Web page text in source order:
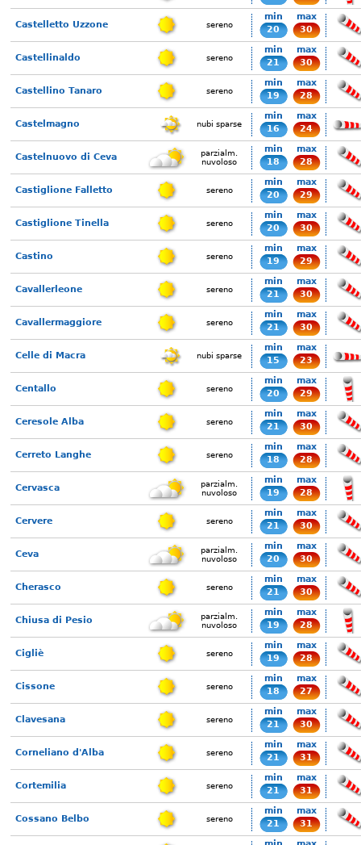
Castelletto Uzzone sereno
min
20
max
30
Castellinaldo sereno
min
21
max
30
Castellino Tanaro sereno
min
19
max
28
Castelmagno nubi sparse
min
16
max
24
Castelnuovo di Ceva
parzialm.
nuvoloso
min
18
max
28
Castiglione Falletto sereno
min
20
max
29
Castiglione Tinella sereno
min
20
max
30
Castino sereno
min
19
max
29
Cavallerleone sereno
min
21
max
30
Cavallermaggiore sereno
min
21
max
30
Celle di Macra nubi sparse
min
15
max
23
Centallo sereno
min
20
max
29
Ceresole Alba sereno
min
21
max
30
Cerreto Langhe sereno
min
18
max
28
Cervasca
parzialm.
nuvoloso
min
19
max
28
Cervere sereno
min
21
max
30
Ceva
parzialm.
nuvoloso
min
20
max
30
Cherasco sereno
min
21
max
30
Chiusa di Pesio
parzialm.
nuvoloso
min
19
max
28
Cigliè sereno
min
19
max
28
Cissone sereno
min
18
max
27
Clavesana sereno
min
21
max
30
Corneliano d'Alba sereno
min
21
max
31
Cortemilia sereno
min
21
max
31
Cossano Belbo sereno
min
21
max
31